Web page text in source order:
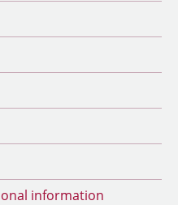
information